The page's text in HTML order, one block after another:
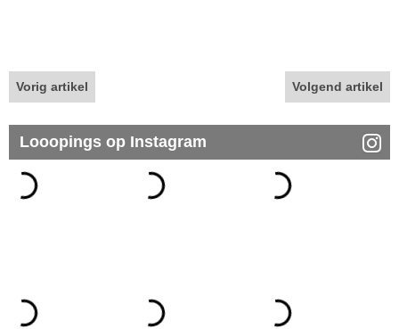
Vorig artikel Volgend artikel
Looopings op Instagram